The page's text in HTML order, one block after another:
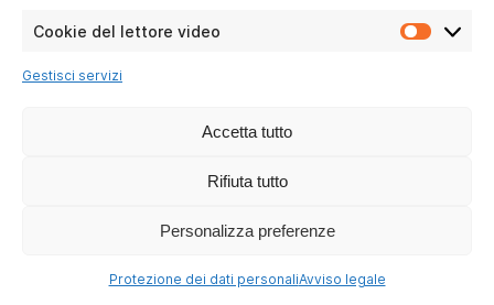
Cookie del lettore video
Cookie
Gestisci servizi
Accetta tutto
Rifiuta tutto
Personalizza preferenze
Protezione dei dati personaliAvviso legale